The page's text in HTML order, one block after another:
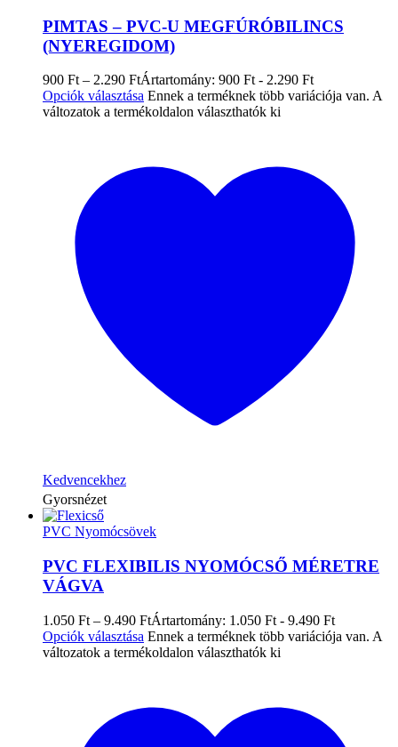
PIMTAS – PVC-U MEGFÚRÓBILINCS
(NYEREGIDOM)
900 Ft – 2.290 FtÁrtartomány: 900 Ft - 2.290 Ft
Opciók választása Ennek a terméknek több variációja van. A
változatok a termékoldalon választhatók ki
Kedvencekhez
Gyorsnézet
PVC Nyomócsövek
PVC FLEXIBILIS NYOMÓCSŐ MÉRETRE
VÁGVA
1.050 Ft – 9.490 FtÁrtartomány: 1.050 Ft - 9.490 Ft
Opciók választása Ennek a terméknek több variációja van. A
változatok a termékoldalon választhatók ki